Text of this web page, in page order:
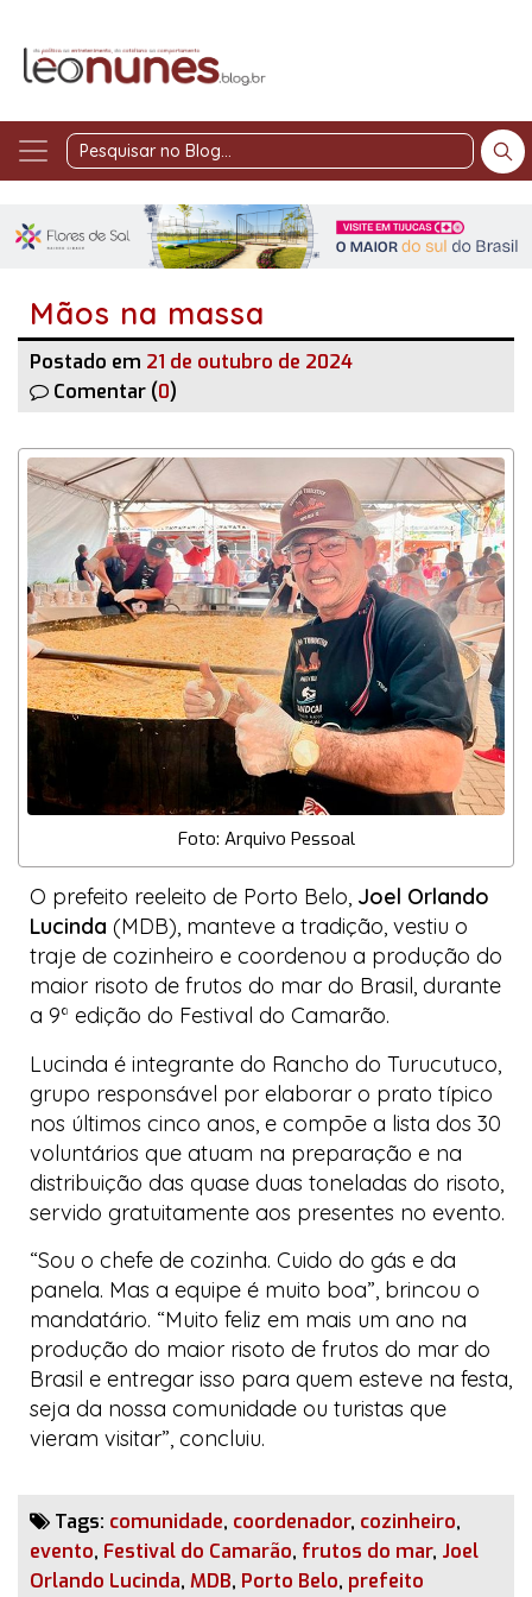
Pesquisar
Blog
Mãos na massa
Postado em 21 de outubro de 2024
Comentar (0)
Foto: Arquivo Pessoal
O prefeito reeleito de Porto Belo, Joel Orlando
Lucinda (MDB), manteve a tradição, vestiu o
traje de cozinheiro e coordenou a produção do
maior risoto de frutos do mar do Brasil, durante
a 9ª edição do Festival do Camarão.
Lucinda é integrante do Rancho do Turucutuco
grupo responsável por elaborar o prato típico
nos últimos cinco anos, e compõe a lista dos 30
voluntários que atuam na preparação e na
distribuição das quase duas toneladas do risoto,
servido gratuitamente aos presentes no evento.
“Sou o chefe de cozinha. Cuido do gás e da
panela. Mas a equipe é muito boa”, brincou o
mandatário. “Muito feliz em mais um ano na
produção do maior risoto de frutos do mar do
Brasil e entregar isso para quem esteve na festa,
seja da nossa comunidade ou turistas que
vieram visitar”, concluiu.
Tags: comunidade, coordenador, cozinheiro,
evento, Festival do Camarão, frutos do mar, Joel
Orlando Lucinda, MDB, Porto Belo, prefeito